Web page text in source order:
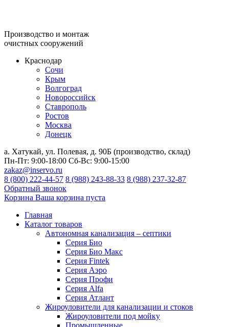
Производство и монтаж
очистных сооружений
Краснодар
Сочи
Крым
Волгоград
Новороссийск
Ставрополь
Ростов
Москва
Донецк
а. Хатукай, ул. Полевая, д. 90Б (производство, склад)
Пн-Пт: 9:00-18:00 Сб-Вс: 9:00-15:00
zakaz@inservo.ru
8 (800) 222-44-57 8 (988) 243-88-33 8 (988) 237-32-87
Обратный звонок
Корзина Ваша корзина пуста
Главная
Каталог товаров
Автономная канализация – септики
Серия Био
Серия Био Макс
Серия Fintek
Серия Аэро
Серия Профи
Серия Alfa
Серия Атлант
Жироуловители для канализации и стоков
Жироуловители под мойку
Промышленные